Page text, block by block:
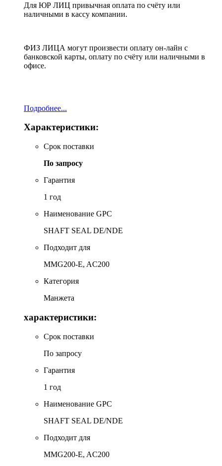
Для ЮР ЛИЦ привычная оплата по счёту или
наличными в кассу компании.
ФИЗ ЛИЦА могут произвести оплату он-лайн с
банковской карты, оплату по счёту или наличными в
офисе.
Подробнее...
Характеристики:
Срок поставки
По запросу
Гарантия
1 год
Наименование GPC
SHAFT SEAL DE/NDE
Подходит для
MMG200-E, AC200
Категория
Манжета
характеристики:
Срок поставки
По запросу
Гарантия
1 год
Наименование GPC
SHAFT SEAL DE/NDE
Подходит для
MMG200-E, AC200